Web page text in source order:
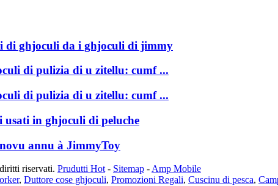
di ghjoculi da i ghjoculi di jimmy
di pulizia di u zitellu: cumf ...
di pulizia di u zitellu: cumf ...
in ghjoculi di peluche
annu à JimmyToy
riservati. Prudutti Hot - Sitemap - Amp Mobile
, Duttore cose ghjoculi, Promozioni Regali, Cuscinu di pesca,